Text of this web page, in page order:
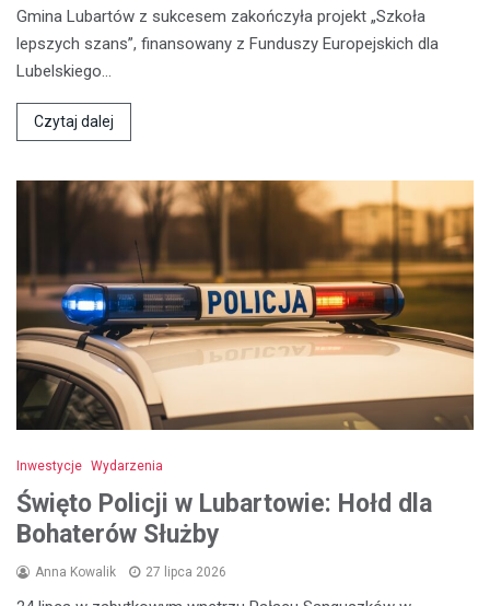
Gmina Lubartów z sukcesem zakończyła projekt „Szkoła
lepszych szans”, finansowany z Funduszy Europejskich dla
Lubelskiego…
Czytaj dalej
Inwestycje Wydarzenia
Święto Policji w Lubartowie: Hołd dla
Bohaterów Służby
Anna Kowalik 27 lipca 2026